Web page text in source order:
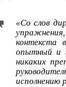
«Со слов
контекста
опытный и
никаких
исполнению